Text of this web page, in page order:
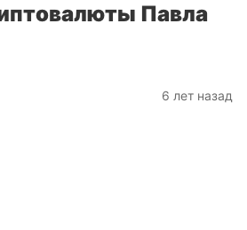
Павла
6 лет назад